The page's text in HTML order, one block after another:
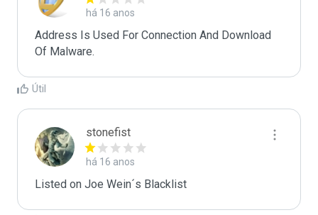
há 16 anos
Address Is Used For Connection And Download
Of Malware.
Útil
stonefist
há 16 anos
Listed on Joe Wein´s Blacklist